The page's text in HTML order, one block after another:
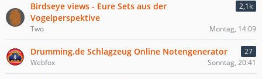
Birdseye views - Eure Sets aus der
Vogelperspektive
2,1k
Two Montag, 14:09
Drumming.de Schlagzeug Online Notengenerator
27
Webfox
Sonntag, 20:41